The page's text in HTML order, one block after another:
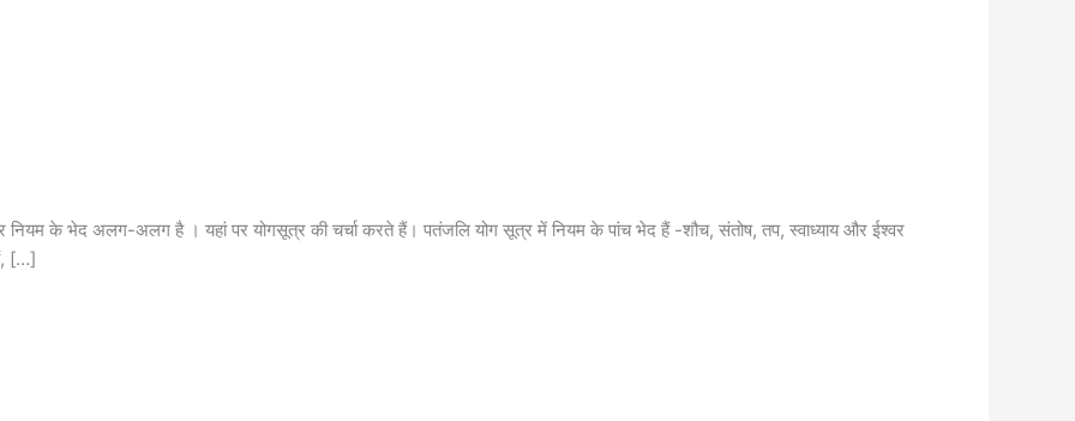
के भेद अलग-अलग है । यहां पर योगसूत्र की चर्चा करते हैं। पतंजलि योग सूत्र में नियम के पांच भेद हैं -शौच, संतोष, तप, स्वाध्याय और ईश्वर
[…]